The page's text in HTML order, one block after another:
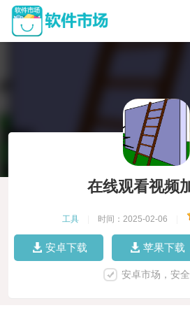
在线观看视频
工具 时间：2025-02-06
安卓下载 苹果下载
安卓市场，安